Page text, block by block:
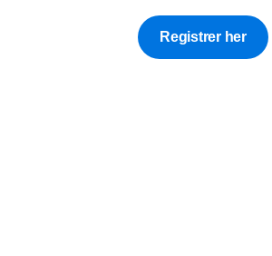
Registrer her